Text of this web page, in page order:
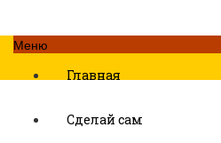
Меню
Главная
Сделай сам